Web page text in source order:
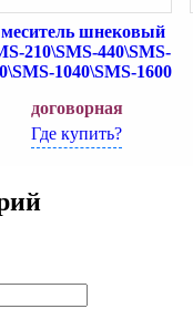
шнековый
210\SMS-440\SMS-
1040\SMS-1600
договорная
Где купить?